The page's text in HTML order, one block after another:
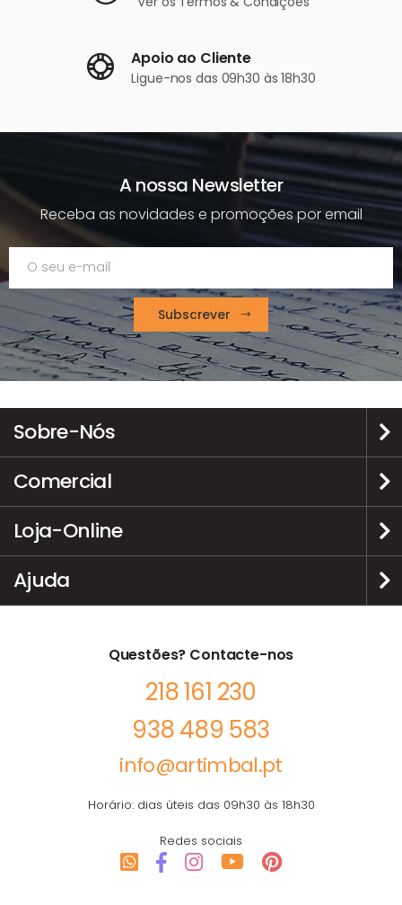
Apoio ao Cliente
Ligue-nos das 09h30 às 18h30
A nossa Newsletter
Receba as novidades e promoções por email
Subscrever
Sobre-Nós
Comercial
Loja-Online
Ajuda
Questões? Contacte-nos
218 161 230
938 489 583
info@artimbal.pt
Horário: dias úteis das 09h30 às 18h30
Redes sociais